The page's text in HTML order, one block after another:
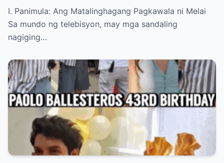
Kina Melai Cantiveros, Nagbigay-Liwanag
sa Tunay na Samahan!
I. Panimula: Ang Matalinghagang Pagkawala ni Melai
Sa mundo ng telebisyon, may mga sandaling
nagiging…